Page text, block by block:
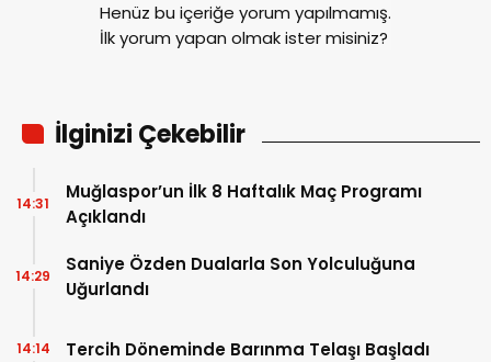
Henüz bu içeriğe yorum yapılmamış.
İlk yorum yapan olmak ister misiniz?
İlginizi Çekebilir
Muğlaspor’un İlk 8 Haftalık Maç Programı
Açıklandı
14:31
Saniye Özden Dualarla Son Yolculuğuna
Uğurlandı
14:29
Tercih Döneminde Barınma Telaşı Başladı
14:14